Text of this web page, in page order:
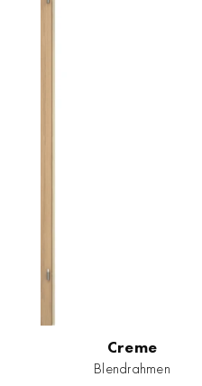
Creme
Blendrahmen